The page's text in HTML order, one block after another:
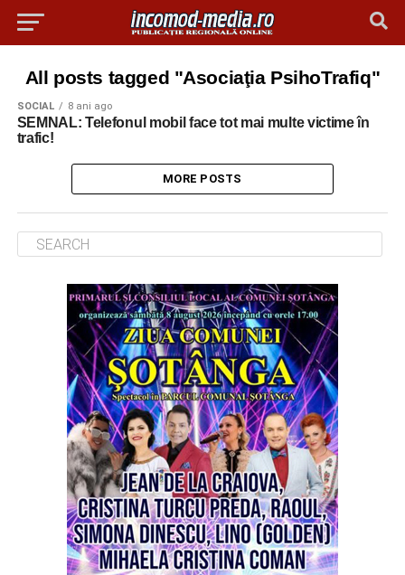
All posts tagged "Asociaţia PsihoTrafiq"
SOCIAL 8 ani ago
SEMNAL: Telefonul mobil face tot mai multe victime în
trafic!
MORE POSTS